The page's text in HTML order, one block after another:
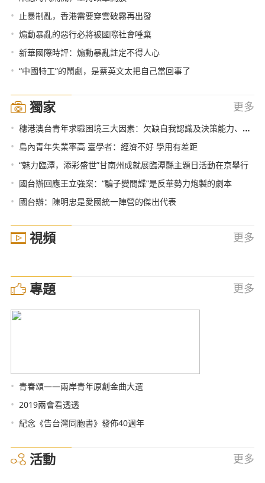
• 止暴制亂，香港需要穿雲破霧再出發
• 煽動暴亂的惡行必將被國際社會唾棄
• 新華國際時評：煽動暴亂註定不得人心
• “中國特工”的鬧劇，是蔡英文太把自己當回事了
獨家 更多
• 穗港澳台青年求職困境三大因素：欠缺自我認識及決策能力、職業資料及社會價值影響
• 島內青年失業率高 臺學者：經濟不好 學用有差距
• “魅力臨潭，添彩盛世”甘南州成就展臨潭縣主題日活動在京舉行
• 國台辦回應王立強案：“騙子變間諜”是反華勢力炮製的劇本
• 國台辦：陳明忠是愛國統一陣營的傑出代表
視頻 更多
專題 更多
• 青春頌——兩岸青年原創金曲大選
• 2019兩會看透透
• 紀念《告台灣同胞書》發佈40週年
活動 更多